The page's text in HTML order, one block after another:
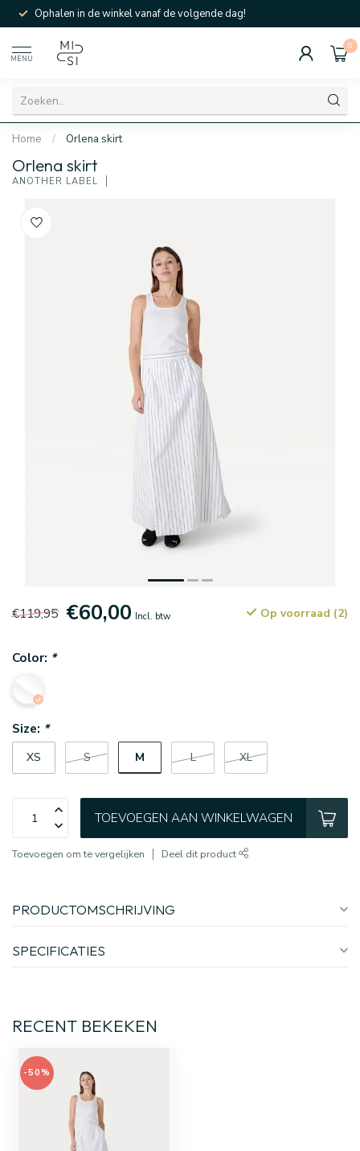
Ophalen in de winkel vanaf de volgende dag!
MENU
0
Home / Orlena skirt
Orlena skirt
ANOTHER LABEL
€119,95 €60,00 Incl. btw Op voorraad (2)
Color: *
Size: *
XS S M L XL
TOEVOEGEN AAN WINKELWAGEN
Toevoegen om te vergelijken Deel dit product
PRODUCTOMSCHRIJVING
SPECIFICATIES
RECENT BEKEKEN
-50%